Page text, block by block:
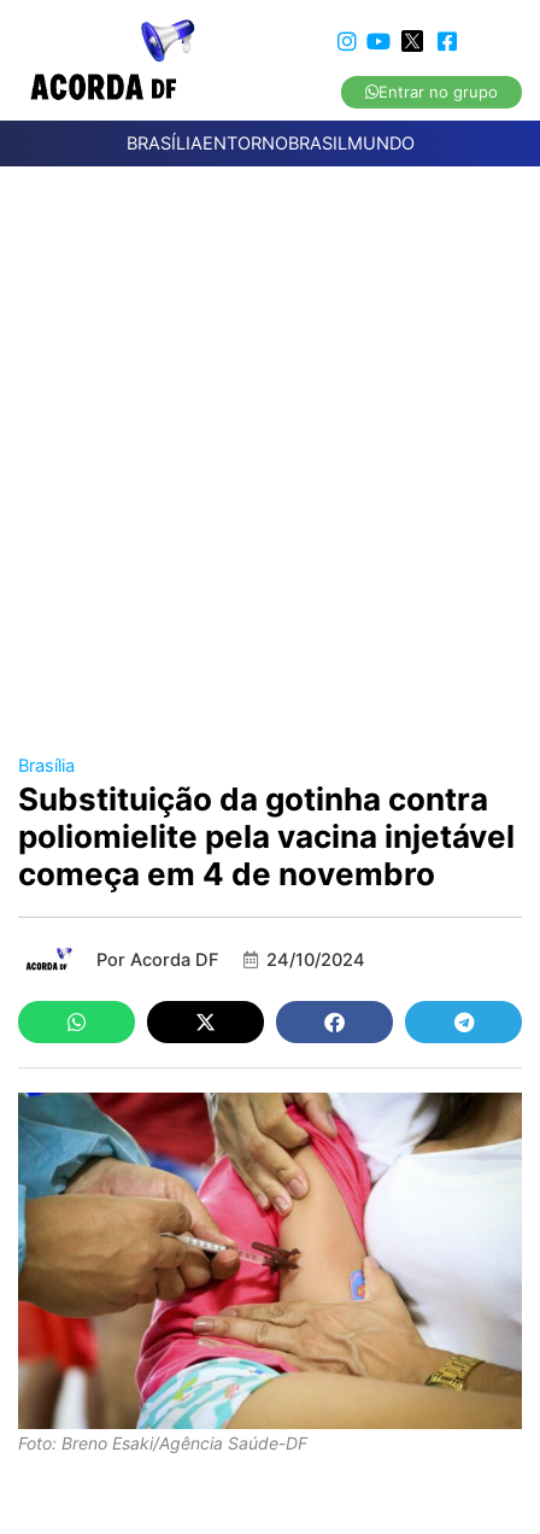
Entrar no grupo
BRASÍLIAENTORNOBRASILMUNDO
Brasília
Substituição da gotinha contra
poliomielite pela vacina injetável
começa em 4 de novembro
Por Acorda DF 24/10/2024
Foto: Breno Esaki/Agência Saúde-DF